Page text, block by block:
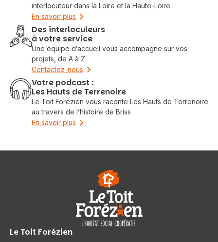
interlocuteur dans la Loire et la Haute-Loire
En savoir plus
Des interloculeurs
à votre service
Une équipe d’accueil vous accompagne sur vos
projets, de A à Z.
Contactez-nous
Votre podcast :
Les Hauts de Terrenoire
Le Toit Forézien vous raconte Les Hauts de Terrenoire
au travers de l’histoire de Briss
En savoir plus
Le Toit Forézien